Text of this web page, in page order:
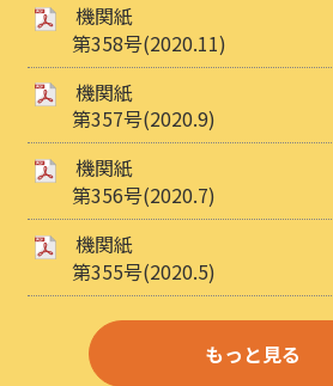
機関紙
第358号(2020.11)
機関紙
第357号(2020.9)
機関紙
第356号(2020.7)
機関紙
第355号(2020.5)
もっと見る